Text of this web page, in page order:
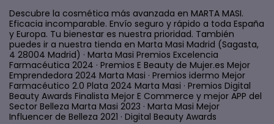
Descubre la cosmética más avanzada en MARTA MASI.
Eficacia incomparable. Envío seguro y rápido a toda España
y Europa. Tu bienestar es nuestra prioridad. También
puedes ir a nuestra tienda en Marta Masi Madrid (Sagasta,
4 28004 Madrid) · Marta Masi Premios Excelencia
Farmacéutica 2024 · Premios E Beauty de Mujer.es Mejor
Emprendedora 2024 Marta Masi · Premios idermo Mejor
Farmacéutico 2.0 Plata 2024 Marta Masi · Premios Digital
Beauty Awards Finalista Mejor E Commerce y mejor APP del
Sector Belleza Marta Masi 2023 · Marta Masi Mejor
Influencer de Belleza 2021 · Digital Beauty Awards